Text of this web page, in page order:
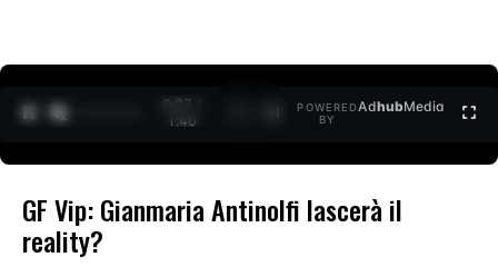
0:27 /
1:40
POWERED
BY
AdhubMedia
GF Vip: Gianmaria Antinolfi lascerà il
reality?